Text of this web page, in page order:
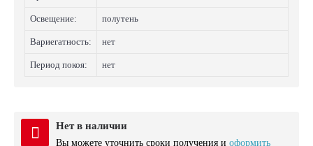
Освещение: полутень
Вариегатность: нет
Период покоя: нет
Нет в наличии
Вы можете уточнить сроки получения и оформить